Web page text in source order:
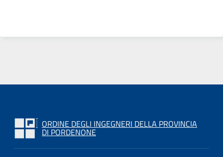
ORDINE DEGLI INGEGNERI DELLA PROVINCIA
DI PORDENONE